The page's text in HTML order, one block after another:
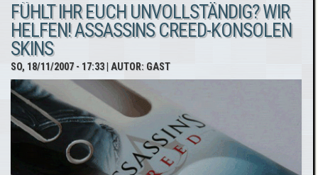
Review
bei
Gamona
FÜHLT IHR EUCH UNVOLLSTÄNDIG? WIR
HELFEN! ASSASSINS CREED-KONSOLEN
SKINS
SO, 18/11/2007 - 17:33| AUTOR: GAST